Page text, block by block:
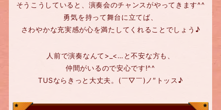
そうこうしていると、演奏会のチャンスがやってきます^^
勇気を持って舞台に立てば、
さわやかな充実感が心を満たしてくれることでしょう♪
人前で演奏なんて>_<…と不安な方も、
仲間がいるので安心です!^^
TUSならきっと大丈夫。(￣▽￣)ノ″トッス♪